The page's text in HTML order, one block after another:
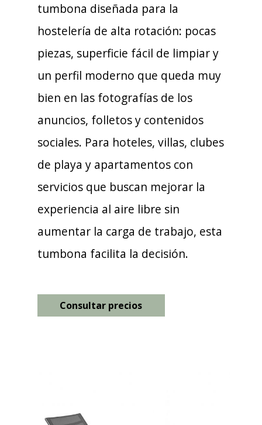
tumbona diseñada para la
hostelería de alta rotación: pocas
piezas, superficie fácil de limpiar y
un perfil moderno que queda muy
bien en las fotografías de los
anuncios, folletos y contenidos
sociales. Para hoteles, villas, clubes
de playa y apartamentos con
servicios que buscan mejorar la
experiencia al aire libre sin
aumentar la carga de trabajo, esta
tumbona facilita la decisión.
Consultar precios